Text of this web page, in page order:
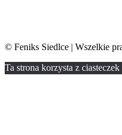
© Feniks Siedlce | Wszelkie
Ta strona korzysta z